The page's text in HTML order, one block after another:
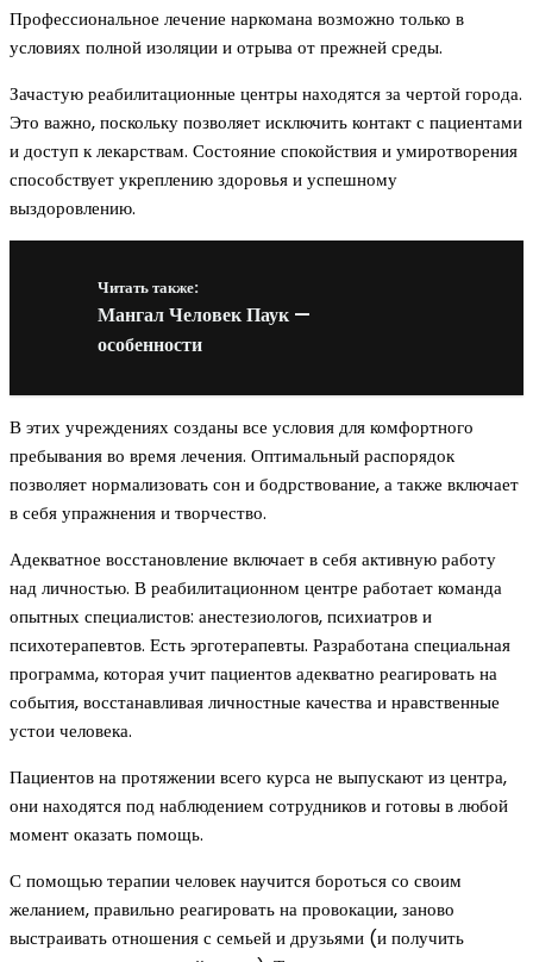
Профессиональное лечение наркомана возможно только в
условиях полной изоляции и отрыва от прежней среды.
Зачастую реабилитационные центры находятся за чертой города.
Это важно, поскольку позволяет исключить контакт с пациентами
и доступ к лекарствам. Состояние спокойствия и умиротворения
способствует укреплению здоровья и успешному
выздоровлению.
Читать также:
Мангал Человек Паук —
особенности
В этих учреждениях созданы все условия для комфортного
пребывания во время лечения. Оптимальный распорядок
позволяет нормализовать сон и бодрствование, а также включает
в себя упражнения и творчество.
Адекватное восстановление включает в себя активную работу
над личностью. В реабилитационном центре работает команда
опытных специалистов: анестезиологов, психиатров и
психотерапевтов. Есть эрготерапевты. Разработана специальная
программа, которая учит пациентов адекватно реагировать на
события, восстанавливая личностные качества и нравственные
устои человека.
Пациентов на протяжении всего курса не выпускают из центра,
они находятся под наблюдением сотрудников и готовы в любой
момент оказать помощь.
С помощью терапии человек научится бороться со своим
желанием, правильно реагировать на провокации, заново
выстраивать отношения с семьей и друзьями (и получить